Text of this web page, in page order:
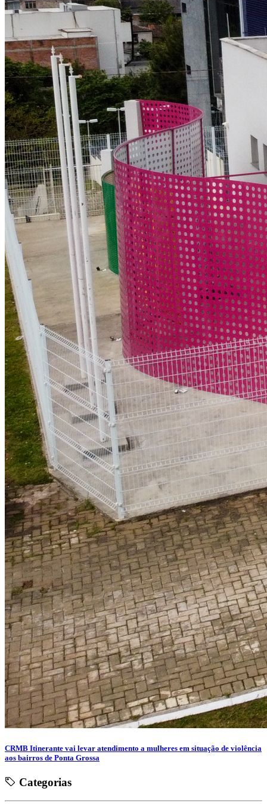
CRMB Itinerante vai levar atendimento a mulheres em situação de violência
aos bairros de Ponta Grossa
Categorias